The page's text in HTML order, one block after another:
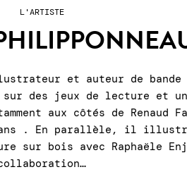
L'ARTISTE
et auteur de
sur des jeux de lecture et
aux côtés de Renaud
. En parallèle, il
sur bois avec Raphaële